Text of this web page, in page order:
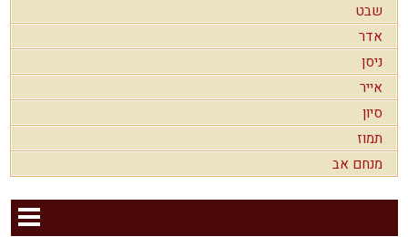
שבט
אדר
ניסן
אייר
סיון
תמוז
מנחם אב